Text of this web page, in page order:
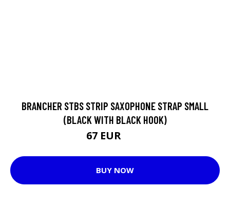
BRANCHER STBS STRIP SAXOPHONE STRAP SMALL
(BLACK WITH BLACK HOOK)
67 EUR
BUY NOW